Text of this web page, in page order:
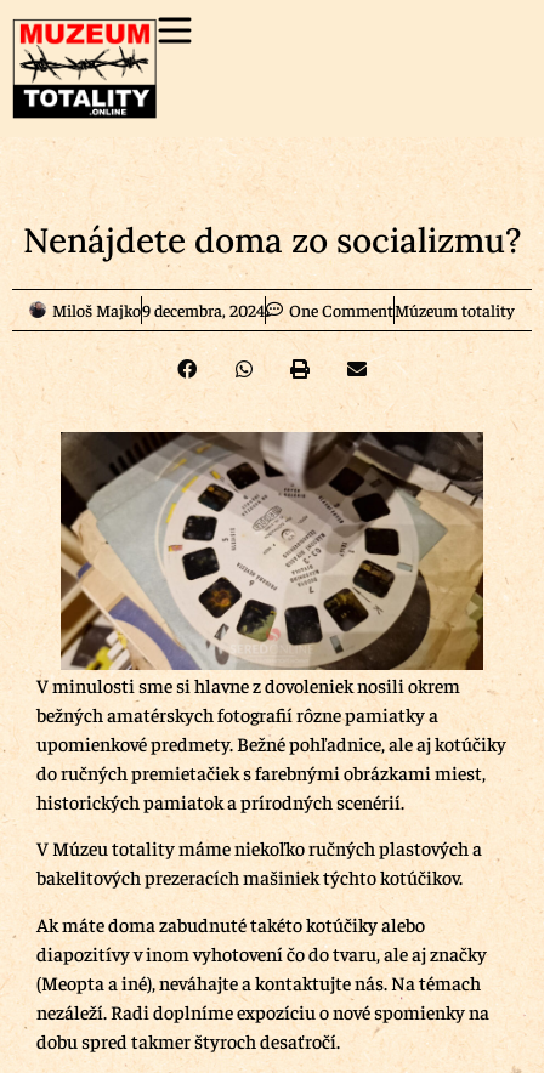
Nenájdete doma zo socializmu?
Miloš Majko9 decembra, 2024 One CommentMúzeum totality
V minulosti sme si hlavne z dovoleniek nosili okrem
bežných amatérskych fotografií rôzne pamiatky a
upomienkové predmety. Bežné pohľadnice, ale aj kotúčiky
do ručných premietačiek s farebnými obrázkami miest,
historických pamiatok a prírodných scenérií.
V Múzeu totality máme niekoľko ručných plastových a
bakelitových prezeracích mašiniek týchto kotúčikov.
Ak máte doma zabudnuté takéto kotúčiky alebo
diapozitívy v inom vyhotovení čo do tvaru, ale aj značky
(Meopta a iné), neváhajte a kontaktujte nás. Na témach
nezáleží. Radi doplníme expozíciu o nové spomienky na
dobu spred takmer štyroch desaťročí.